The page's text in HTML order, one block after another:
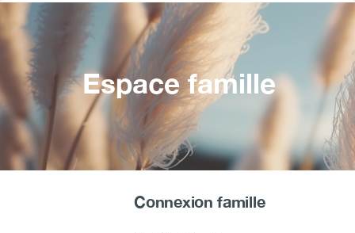
Espace famille
Connexion famille